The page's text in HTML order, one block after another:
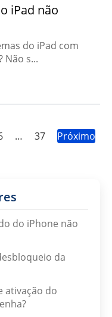
iPad não
do iPad com
Não s...
… 37 Próximo
do iPhone não
da
ativação do